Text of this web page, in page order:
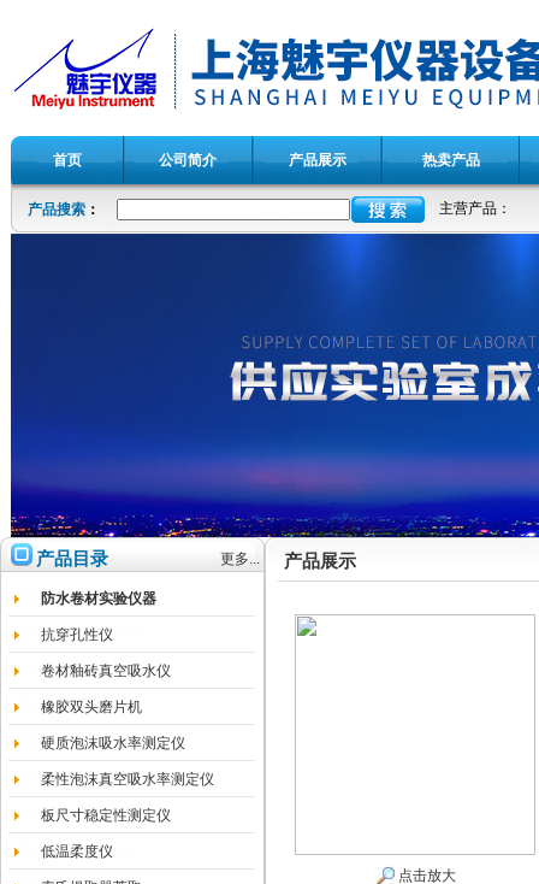
首页 公司简介 产品展示 热卖产品
产品搜索 ： 主营产品：
产品目录 更多...
防水卷材实验仪器
抗穿孔性仪
卷材釉砖真空吸水仪
橡胶双头磨片机
硬质泡沫吸水率测定仪
柔性泡沫真空吸水率测定仪
板尺寸稳定性测定仪
低温柔度仪
产品展示
点击放大